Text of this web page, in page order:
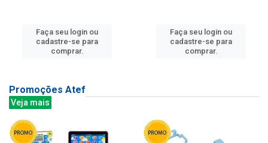
Faça seu login ou
cadastre-se para
comprar.
Faça seu login ou
cadastre-se para
comprar.
Promoções Atef
Veja mais